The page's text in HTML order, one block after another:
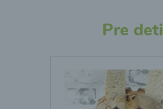
Pre deti